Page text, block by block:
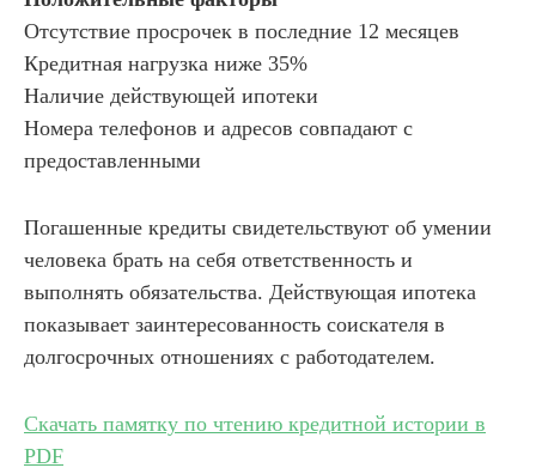
Отсутствие просрочек в последние 12 месяцев
Кредитная нагрузка ниже 35%
Наличие действующей ипотеки
Номера телефонов и адресов совпадают с
предоставленными
Погашенные кредиты свидетельствуют об умении
человека брать на себя ответственность и
выполнять обязательства. Действующая ипотека
показывает заинтересованность соискателя в
долгосрочных отношениях с работодателем.
Скачать памятку по чтению кредитной истории в
PDF